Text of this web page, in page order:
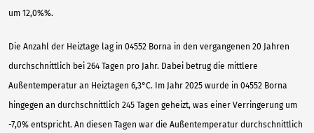
um 12,0%%.
Die Anzahl der Heiztage lag in 04552 Borna in den vergangenen 20 Jahren
durchschnittlich bei 264 Tagen pro Jahr. Dabei betrug die mittlere
Außentemperatur an Heiztagen 6,3°C. Im Jahr 2025 wurde in 04552 Borna
hingegen an durchschnittlich 245 Tagen geheizt, was einer Verringerung um
-7,0% entspricht. An diesen Tagen war die Außentemperatur durchschnittlich